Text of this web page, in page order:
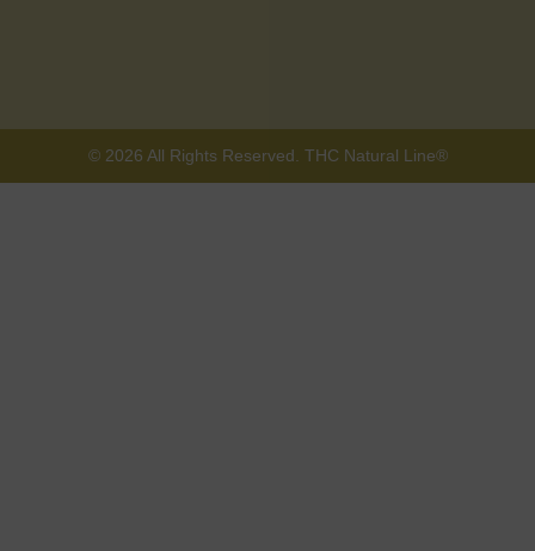
© 2026 All Rights Reserved. THC Natural Line®